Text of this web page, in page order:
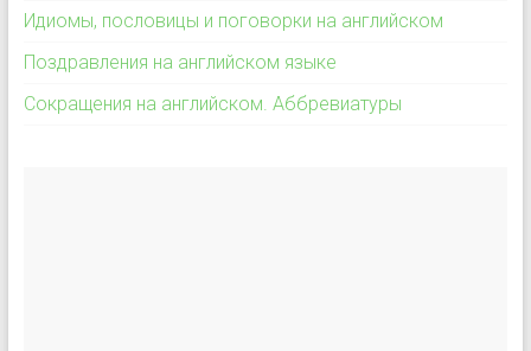
Идиомы, пословицы и поговорки на английском
Поздравления на английском языке
Сокращения на английском. Аббревиатуры